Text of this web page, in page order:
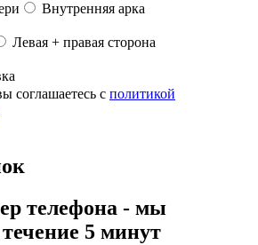
Внутренняя арка
Левая + правая сторона
соглашаетесь с политикой
телефона - мы
5 минут